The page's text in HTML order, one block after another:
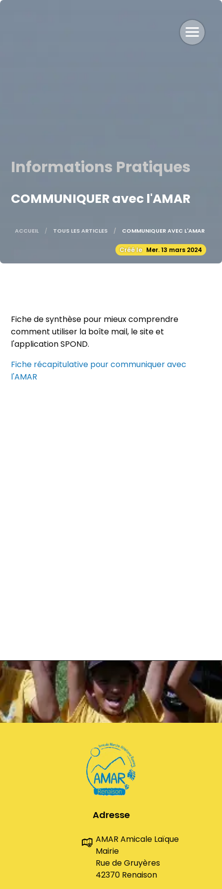
Informations Pratiques
COMMUNIQUER avec l'AMAR
ACCUEIL TOUS LES ARTICLES ACTUELLE:
COMMUNIQUER AVEC L'AMAR
Créé le Mer. 13 mars 2024
Fiche de synthèse pour mieux comprendre
comment utiliser la boîte mail, le site et
l'application SPOND.
Fiche récapitulative pour communiquer avec
l'AMAR
Adresse
AMAR Amicale Laïque
Mairie
Rue de Gruyères
42370 Renaison